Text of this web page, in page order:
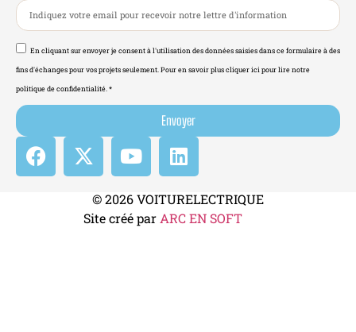
En cliquant sur envoyer je consent à l'utilisation des données saisies dans ce formulaire à des
fins d'échanges pour vos projets seulement. Pour en savoir plus cliquer ici pour lire notre
politique de confidentialité. *
Envoyer
© 2026 VOITURELECTRIQUE
Site créé par ARC EN SOFT